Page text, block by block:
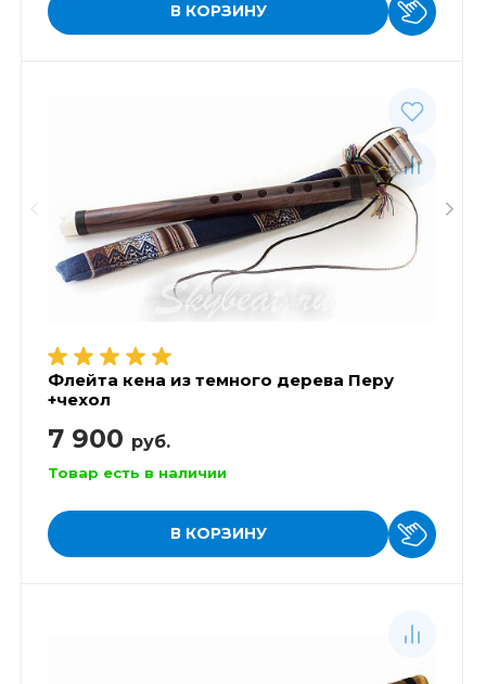
В КОРЗИНУ
Флейта кена из темного дерева Перу
+чехол
7 900 руб.
Товар есть в наличии
В КОРЗИНУ